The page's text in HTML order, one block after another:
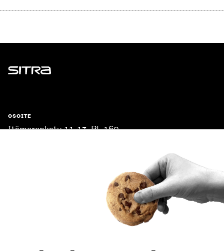
Sitra
OSOITE
Itämerenkatu 11-13, PL 160,